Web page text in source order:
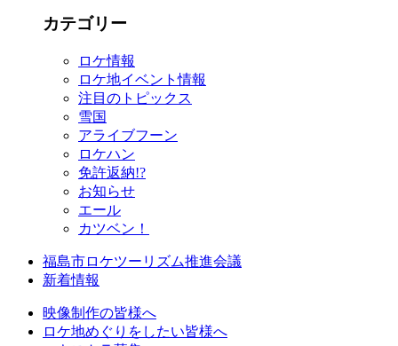
カテゴリー
ロケ情報
ロケ地イベント情報
注目のトピックス
雪国
アライブフーン
ロケハン
免許返納!?
お知らせ
エール
カツベン！
福島市ロケツーリズム推進会議
新着情報
映像制作の皆様へ
ロケ地めぐりをしたい皆様へ